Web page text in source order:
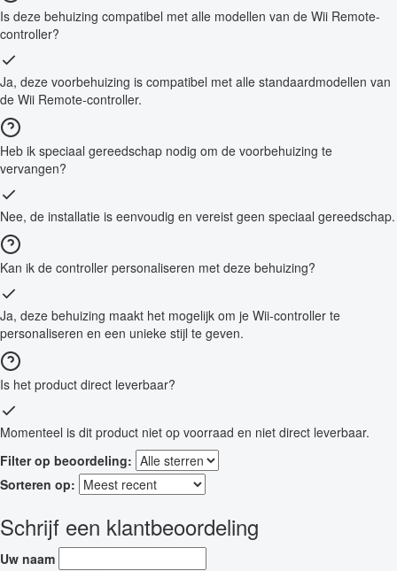
Is deze behuizing compatibel met alle modellen van de Wii Remote-
controller?
Ja, deze voorbehuizing is compatibel met alle standaardmodellen van
de Wii Remote-controller.
Heb ik speciaal gereedschap nodig om de voorbehuizing te
vervangen?
Nee, de installatie is eenvoudig en vereist geen speciaal gereedschap.
Kan ik de controller personaliseren met deze behuizing?
Ja, deze behuizing maakt het mogelijk om je Wii-controller te
personaliseren en een unieke stijl te geven.
Is het product direct leverbaar?
Momenteel is dit product niet op voorraad en niet direct leverbaar.
Filter op beoordeling:
Sorteren op:
Schrijf een klantbeoordeling
Uw naam